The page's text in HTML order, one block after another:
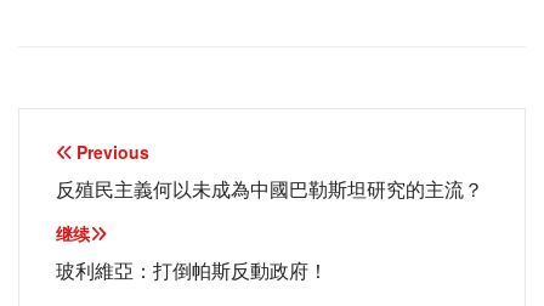
文
章
导
航
Previous
反殖民主義何以未成為中國巴勒斯坦研究的主流？
继续
玻利維亞：打倒帕斯反動政府！